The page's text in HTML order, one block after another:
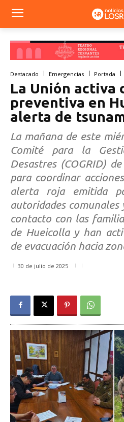
Destacado Emergencias Portada
La Unión activa
preventiva en
alerta de
La mañana de este
Comité para la
Desastres (COGRID)
para coordinar
alerta roja emitida
autoridades comunales
contacto con las
de Hueicolla y han
de evacuación hacia
30 de julio de 2025